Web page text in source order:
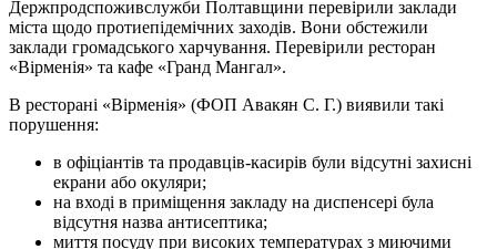
Держпродспоживслужби Полтавщини перевірили заклади
міста щодо протиепідемічних заходів. Вони обстежили
заклади громадського харчування. Перевірили ресторан
«Вірменія» та кафе «Гранд Мангал».
В ресторані «Вірменія» (ФОП Авакян С. Г.) виявили такі
порушення:
в офіціантів та продавців-касирів були відсутні захисні
екрани або окуляри;
на вході в приміщення закладу на диспенсері була
відсутня назва антисептика;
миття посуду при високих температурах з миючими